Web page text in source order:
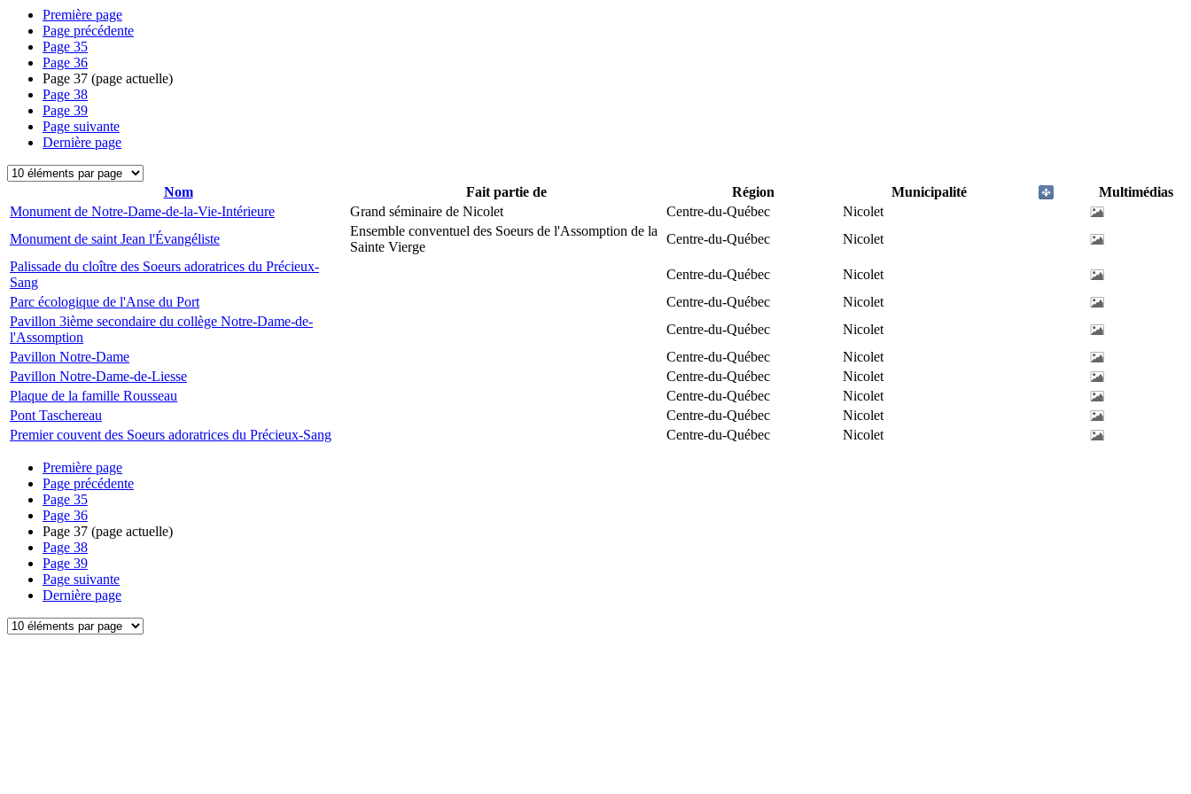
Première page
Page précédente
Page 35
Page 36
Page 37 (page actuelle)
Page 38
Page 39
Page suivante
Dernière page
Nom Fait partie de Région Municipalité
Multimédias
Monument de Notre-Dame-de-la-Vie-Intérieure
Grand séminaire de Nicolet Centre-du-Québec
Nicolet
Monument de saint Jean l'Évangéliste
Ensemble conventuel des Soeurs de l'Assomption de la
Sainte Vierge
Centre-du-Québec
Nicolet
Palissade du cloître des Soeurs adoratrices du Précieux-
Sang
Centre-du-Québec
Nicolet
Parc écologique de l'Anse du Port
Centre-du-Québec
Nicolet
Pavillon 3ième secondaire du collège Notre-Dame-de-
l'Assomption
Centre-du-Québec
Nicolet
Pavillon Notre-Dame
Centre-du-Québec
Nicolet
Pavillon Notre-Dame-de-Liesse
Centre-du-Québec
Nicolet
Plaque de la famille Rousseau
Centre-du-Québec
Nicolet
Pont Taschereau
Centre-du-Québec
Nicolet
Premier couvent des Soeurs adoratrices du Précieux-Sang
Centre-du-Québec Nicolet
Première page
Page précédente
Page 35
Page 36
Page 37 (page actuelle)
Page 38
Page 39
Page suivante
Dernière page